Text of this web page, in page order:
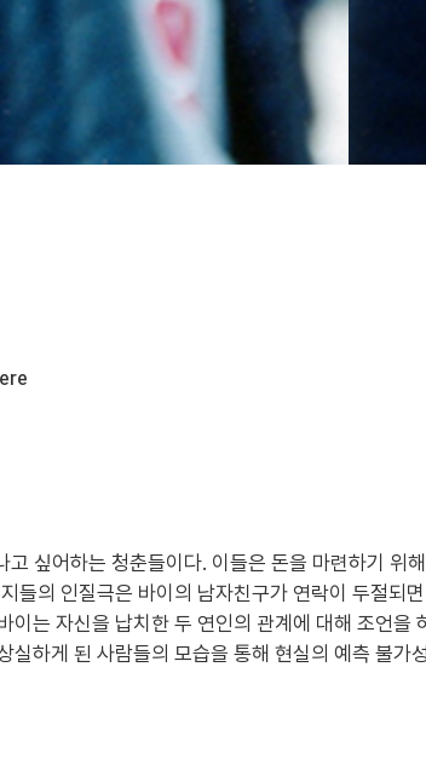
싶어하는 청춘들이다. 이들은 돈을 마련하기 위
들의 인질극은 바이의 남자친구가 연락이 두절되
는 자신을 납치한 두 연인의 관계에 대해 조언
하게 된 사람들의 모습을 통해 현실의 예측 불가